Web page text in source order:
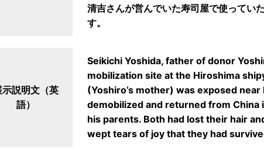
清吉さんが営んでいた寿司屋で使ってい
す。
示説明文（英
語）
Seikichi Yoshida, father of donor
mobilization site at the Hiroshima
(Yoshiro’s mother) was exposed
demobilized and returned from
his parents. Both had lost their hair
wept tears of joy that they had